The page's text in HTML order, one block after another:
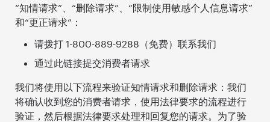
“知情请求”、“删除请求”、“限制使用敏感个人信息请求”
和“更正请求”：
请拨打 1-800-889-9288（免费）联系我们
通过此链接提交消费者请求
我们将使用以下流程来验证知情请求和删除请求：我们
将确认收到您的消费者请求，使用法律要求的流程进行
验证，然后根据法律要求处理和回复您的请求。为了验